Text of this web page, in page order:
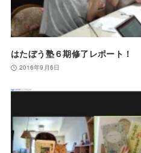
はたぼう塾６期修了レポート！
2016年9月6日